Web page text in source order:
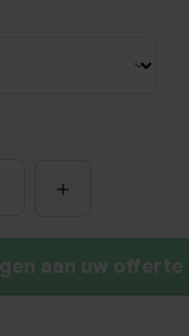
aan uw offerte